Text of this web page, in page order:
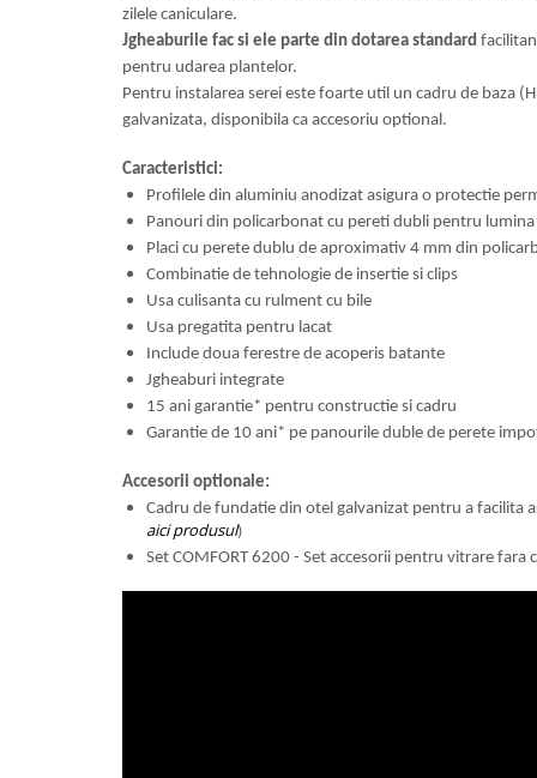
Plite, grile si tavi
UNELTE GRADINA
Unelte de sapat
Scule de mana mari
Scule de mana mici
zilele caniculare.
Jgheaburile fac si ele parte din dotarea standard
pentru udarea plantelor.
Pentru instalarea serei este foarte util un cadru de baza
galvanizata, disponibila ca accesoriu optional.
Caracteristici:
Profilele din aluminiu anodizat asigura o protectie
Panouri din policarbonat cu pereti dubli pentru
Placi cu perete dublu de aproximativ 4 mm din
Combinatie de tehnologie de insertie si clips
Usa culisanta cu rulment cu bile
Usa pregatita pentru lacat
Include doua ferestre de acoperis batante
Jgheaburi integrate
15 ani garantie* pentru constructie si cadru
Garantie de 10 ani* pe panourile duble de perete
Accesorii optionale:
Cadru de fundatie din otel galvanizat pentru a facilita
aici produsul)
Set COMFORT 6200 - Set accesorii pentru vitrare fara